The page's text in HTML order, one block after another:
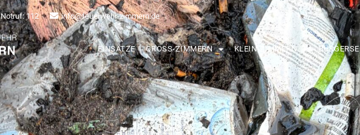
Notruf: 112 info@feuerwehr-zimmern.de
EINSÄTZE GROSS-ZIMMERN KLEIN-ZIMMERN